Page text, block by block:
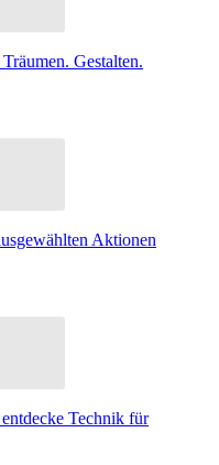
Gestalten.
Aktionen
Technik für